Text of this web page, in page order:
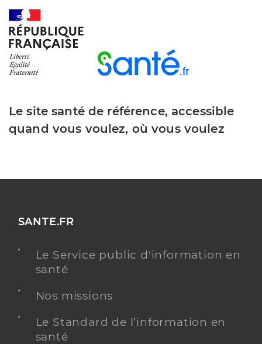
Le site santé de référence, accessible
quand vous voulez, où vous voulez
SANTE.FR
Le Service public d'information en
santé
Nos missions
Le Standard de l’information en
santé